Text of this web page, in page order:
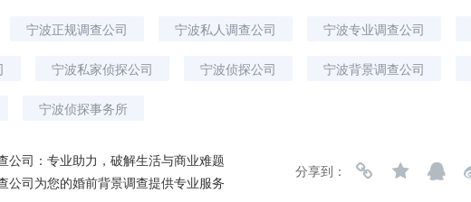
宁波正规调查公司 宁波私人调查公司 宁波专业调查公司
宁波私家侦探公司 宁波侦探公司 宁波背景调查公司
宁波侦探事务所
公司：专业助力，破解生活与商业难题
公司为您的婚前背景调查提供专业服务
分享到：